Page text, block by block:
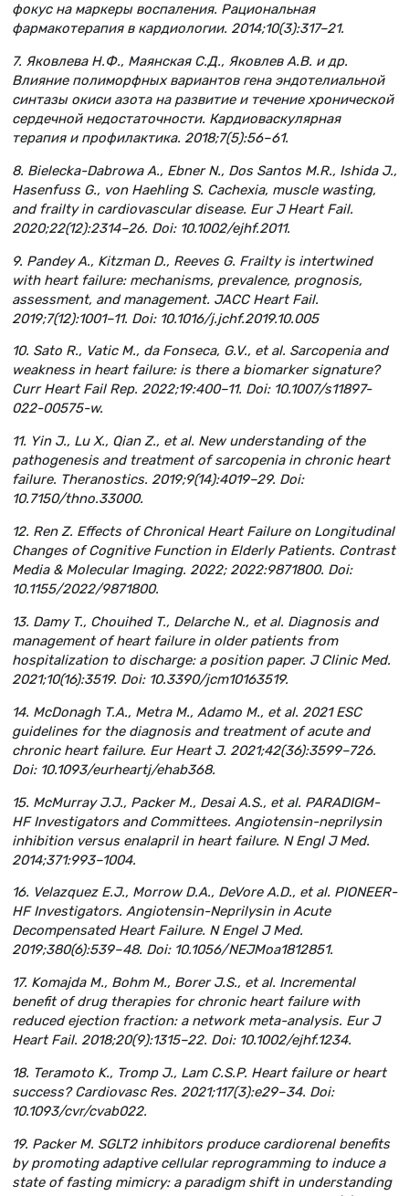
фокус на маркеры воспаления. Рациональная
фармакотерапия в кардиологии. 2014;10(3):317–21.
7. Яковлева Н.Ф., Маянская С.Д., Яковлев А.В. и др.
Влияние полиморфных вариантов гена эндотелиальной
синтазы окиси азота на развитие и течение хронической
сердечной недостаточности. Кардиоваскулярная
терапия и профилактика. 2018;7(5):56–61.
8. Bielecka-Dabrowa A., Ebner N., Dos Santos M.R., Ishida J.,
Hasenfuss G., von Haehling S. Cachexia, muscle wasting,
and frailty in cardiovascular disease. Eur J Heart Fail.
2020;22(12):2314–26. Doi: 10.1002/ejhf.2011.
9. Pandey A., Kitzman D., Reeves G. Frailty is intertwined
with heart failure: mechanisms, prevalence, prognosis,
assessment, and management. JACC Heart Fail.
2019;7(12):1001–11. Doi: 10.1016/j.jchf.2019.10.005
10. Sato R., Vatic M., da Fonseca, G.V., et al. Sarcopenia and
weakness in heart failure: is there a biomarker signature?
Curr Heart Fail Rep. 2022;19:400–11. Doi: 10.1007/s11897-
022-00575-w.
11. Yin J., Lu X., Qian Z., et al. New understanding of the
pathogenesis and treatment of sarcopenia in chronic heart
failure. Theranostics. 2019;9(14):4019–29. Doi:
10.7150/thno.33000.
12. Ren Z. Effects of Chronical Heart Failure on Longitudinal
Changes of Cognitive Function in Elderly Patients. Contrast
Media & Molecular Imaging. 2022; 2022:9871800. Doi:
10.1155/2022/9871800.
13. Damy T., Chouihed T., Delarche N., et al. Diagnosis and
management of heart failure in older patients from
hospitalization to discharge: a position paper. J Clinic Med.
2021;10(16):3519. Doi: 10.3390/jcm10163519.
14. McDonagh T.A., Metra M., Adamo M., et al. 2021 ESC
guidelines for the diagnosis and treatment of acute and
chronic heart failure. Eur Heart J. 2021;42(36):3599–726.
Doi: 10.1093/eurheartj/ehab368.
15. McMurray J.J., Packer M., Desai A.S., et al. PARADIGM-
HF Investigators and Committees. Angiotensin-neprilysin
inhibition versus enalapril in heart failure. N Engl J Med.
2014;371:993–1004.
16. Velazquez E.J., Morrow D.A., DeVore A.D., et al. PIONEER-
HF Investigators. Angiotensin-Neprilysin in Acute
Decompensated Heart Failure. N Engel J Med.
2019;380(6):539–48. Doi: 10.1056/NEJMoa1812851.
17. Komajda M., Bohm M., Borer J.S., et al. Incremental
benefit of drug therapies for chronic heart failure with
reduced ejection fraction: a network meta-analysis. Eur J
Heart Fail. 2018;20(9):1315–22. Doi: 10.1002/ejhf.1234.
18. Teramoto K., Tromp J., Lam C.S.P. Heart failure or heart
success? Cardiovasc Res. 2021;117(3):e29–34. Doi:
10.1093/cvr/cvab022.
19. Packer M. SGLT2 inhibitors produce cardiorenal benefits
by promoting adaptive cellular reprogramming to induce a
state of fasting mimicry: a paradigm shift in understanding